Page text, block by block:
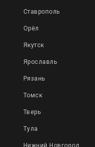
Ставрополь
Орёл
Якутск
Ярославль
Рязань
Томск
Тверь
Тула
Нижний Новгород